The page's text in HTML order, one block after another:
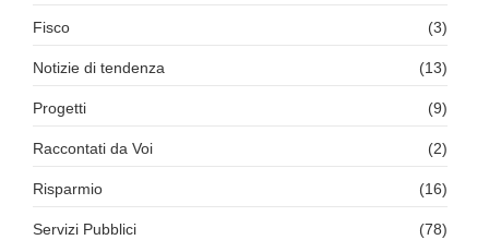
Fisco (3)
Notizie di tendenza (13)
Progetti (9)
Raccontati da Voi (2)
Risparmio (16)
Servizi Pubblici (78)